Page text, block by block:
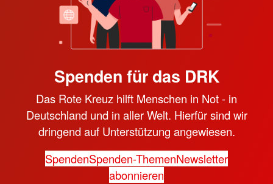
Spenden für das DRK
Das Rote Kreuz hilft Menschen in Not - in
Deutschland und in aller Welt. Hierfür sind wir
dringend auf Unterstützung angewiesen.
SpendenSpenden-ThemenNewsletter
abonnieren